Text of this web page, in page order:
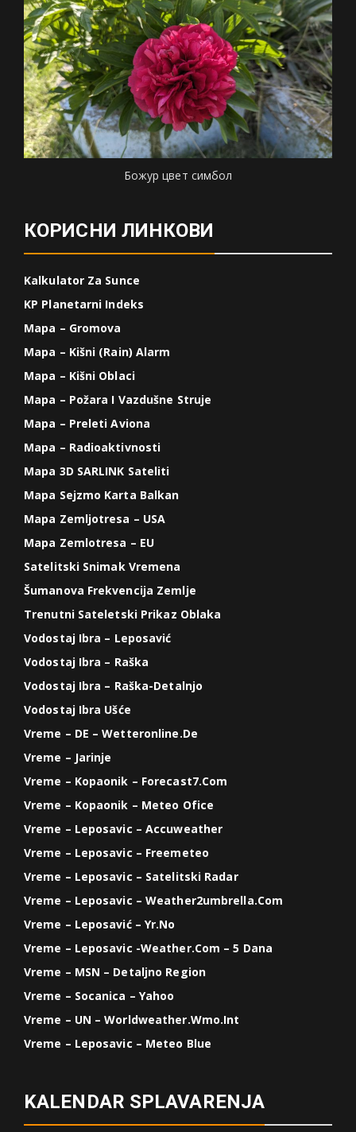
Божур цвет симбол
КОРИСНИ ЛИНКОВИ
Kalkulator Za Sunce
KP Planetarni Indeks
Mapa – Gromova
Mapa – Kišni (Rain) Alarm
Mapa – Kišni Oblaci
Mapa – Požara I Vazdušne Struje
Mapa – Preleti Aviona
Mapa – Radioaktivnosti
Mapa 3D SARLINK Sateliti
Mapa Sejzmo Karta Balkan
Mapa Zemljotresa – USA
Mapa Zemlotresa – EU
Satelitski Snimak Vremena
Šumanova Frekvencija Zemlje
Trenutni Sateletski Prikaz Oblaka
Vodostaj Ibra – Leposavić
Vodostaj Ibra – Raška
Vodostaj Ibra – Raška-Detalnjo
Vodostaj Ibra Ušće
Vreme – DE – Wetteronline.de
Vreme – Jarinje
Vreme – Kopaonik – Forecast7.com
Vreme – Kopaonik – Meteo Ofice
Vreme – Leposavic – Accuweather
Vreme – Leposavic – Freemeteo
Vreme – Leposavic – Satelitski Radar
Vreme – Leposavic – Weather2umbrella.com
Vreme – Leposavić – Yr.no
Vreme – Leposavic -weather.com – 5 Dana
Vreme – MSN – Detaljno Region
Vreme – Socanica – Yahoo
Vreme – UN – Worldweather.wmo.int
Vreme – Leposavic – Meteo Blue
KALENDAR SPLAVARENJA